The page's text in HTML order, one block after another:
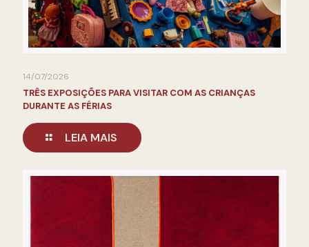
14/07/2026
TRÊS EXPOSIÇÕES PARA VISITAR COM AS CRIANÇAS
DURANTE AS FÉRIAS
LEIA MAIS